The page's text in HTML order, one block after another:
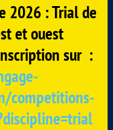
2026 : Trial de
et ouest
sur :
competitions-